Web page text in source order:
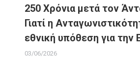
250 Χρόνια μετά τον
Γιατί η
εθνική υπόθεση για την
03/06/2026